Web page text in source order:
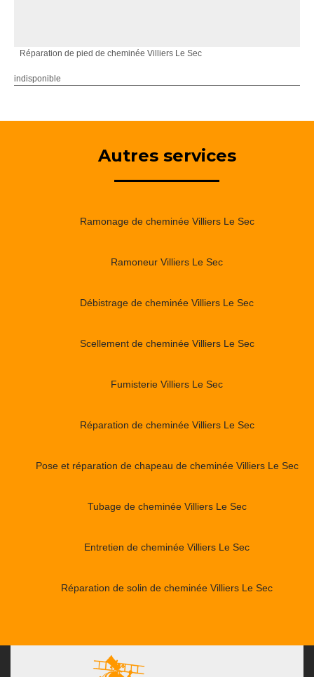
Réparation de pied de cheminée Villiers Le Sec
indisponible
Autres services
Ramonage de cheminée Villiers Le Sec
Ramoneur Villiers Le Sec
Débistrage de cheminée Villiers Le Sec
Scellement de cheminée Villiers Le Sec
Fumisterie Villiers Le Sec
Réparation de cheminée Villiers Le Sec
Pose et réparation de chapeau de cheminée Villiers Le Sec
Tubage de cheminée Villiers Le Sec
Entretien de cheminée Villiers Le Sec
Réparation de solin de cheminée Villiers Le Sec